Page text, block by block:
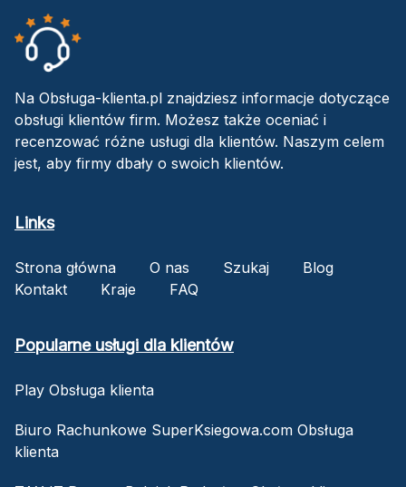
Na Obsługa-klienta.pl znajdziesz informacje dotyczące
obsługi klientów firm. Możesz także oceniać i
recenzować różne usługi dla klientów. Naszym celem
jest, aby firmy dbały o swoich klientów.
Links
Strona główna O nas Szukaj
Blog
Kontakt
Kraje FAQ
Popularne usługi dla klientów
Play Obsługa klienta
Biuro Rachunkowe SuperKsiegowa.com Obsługa
klienta